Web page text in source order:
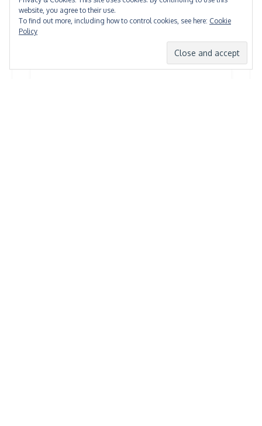
website, you agree to their use.
To find out more, including how to control cookies, see here: Cookie
Policy